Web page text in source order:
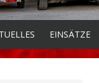
EINSÄTZE